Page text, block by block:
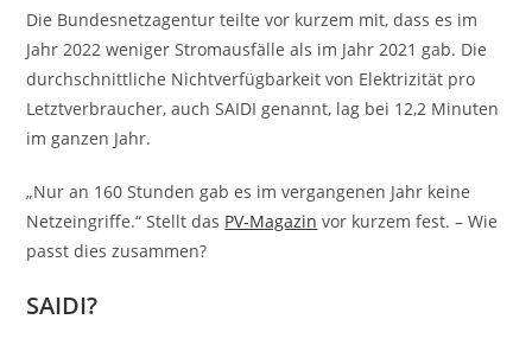
Die Bundesnetzagentur teilte vor kurzem mit, dass es im
Jahr 2022 weniger Stromausfälle als im Jahr 2021 gab. Die
durchschnittliche Nichtverfügbarkeit von Elektrizität pro
Letztverbraucher, auch SAIDI genannt, lag bei 12,2 Minuten
im ganzen Jahr.
„Nur an 160 Stunden gab es im vergangenen Jahr keine
Netzeingriffe.“ Stellt das PV-Magazin vor kurzem fest. – Wie
passt dies zusammen?
SAIDI?